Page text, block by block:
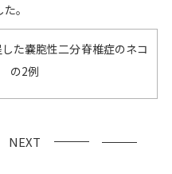
。
た嚢胞性二分脊椎症のネコ
の2例
NEXT